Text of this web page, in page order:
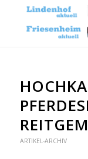
ARTIKEL-ARCHIV